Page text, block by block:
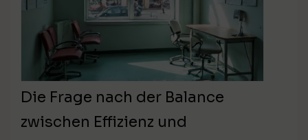
Die Frage nach der Balance
zwischen Effizienz und